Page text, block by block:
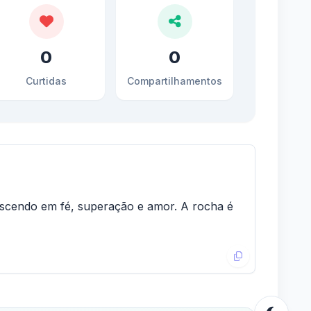
0
Curtidas
0
Compartilhamentos
em fé, superação e amor. A rocha é